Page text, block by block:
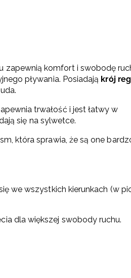
zapewnią komfort i swobodę
pływania. Posiadają krój
trwałość i jest łatwy w
się na sylwetce.
która sprawia, że są one
we wszystkich kierunkach (w
dla większej swobody ruchu.